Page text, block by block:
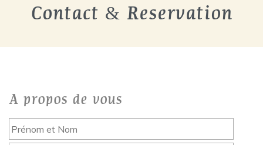
Contact & Reservation
A propos de vous